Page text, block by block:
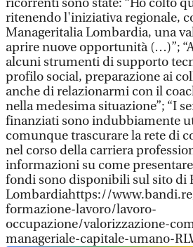
ricorrenti sono state: “Ho colto
ritenendo l'iniziativa regionale,
Manageritalia Lombardia, una
aprire nuove opportunità (…)”;
alcuni strumenti di supporto
profilo social, preparazione ai
anche di relazionarmi con il
nella medesima situazione”; “I
finanziati sono indubbiamente
comunque trascurare la rete di
nel corso della carriera
informazioni su come
fondi sono disponibili sul sito di
Lombardiahttps://
formazione-lavoro/lavoro-
occupazione/valorizzazione-
manageriale-capitale-umano-